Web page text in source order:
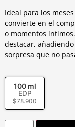
Ideal para los
convierte en el
o momentos
destacar,
sorpresa que no
100 ml
EDP
$78.900